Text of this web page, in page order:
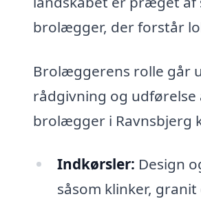
brolægger, der forstår
Brolæggerens rolle går
rådgivning og
brolægger i Ravnsbjerg
Indkørsler: Design
såsom klinker,